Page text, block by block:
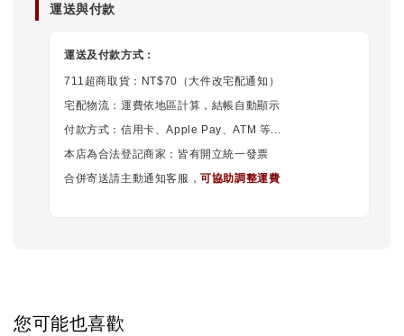
運送與付款
運送及付款方式：
711超商取貨：NT$70（大件改宅配通知）
宅配物流：運費依地區計算，結帳自動顯示
付款方式：信用卡、Apple Pay、ATM 等...
本店為合法登記商家：皆有開立統一發票
合併寄送請主動通知客服，可協助調整運費
您可能也喜歡